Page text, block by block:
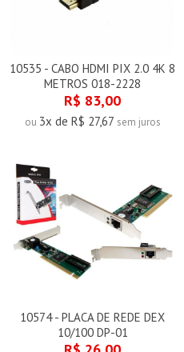
10535 - CABO HDMI PIX 2.0 4K 8
METROS 018-2228
R$ 83,00
ou 3x de R$ 27,67 sem juros
10574 - PLACA DE REDE DEX
10/100 DP-01